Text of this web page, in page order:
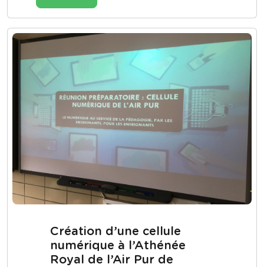
Création d’une cellule
numérique à l’Athénée
Royal de l’Air Pur de